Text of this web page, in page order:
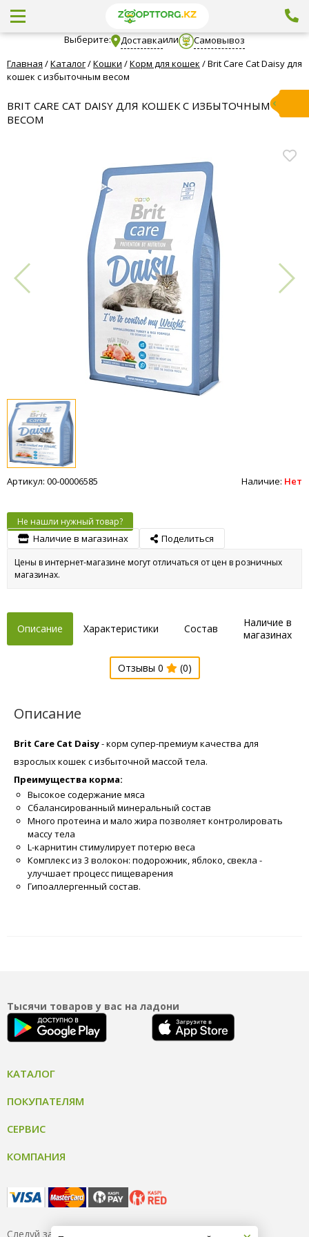
Выберите: Доставкаили
Самовывоз
Главная /Каталог/Кошки /Корм для кошек /Brit Care Cat Daisy для
кошек с избыточным весом
BRIT CARE CAT DAISY ДЛЯ КОШЕК С ИЗБЫТОЧНЫМ
ВЕСОМ
Артикул: 00-00006585 Наличие: Нет
Не нашли нужный товар?
Наличие в магазинах Поделиться
Цены в интернет-магазине могут отличаться от цен в розничных
магазинах.
Описание Характеристики Состав
Наличие в
магазинах
Отзывы 0 (0)
Описание
Brit Care Cat Daisy- корм супер-премиум качества для
взрослых кошек с избыточной массой тела.
Преимущества корма:
Высокое содержание мяса
Сбалансированный минеральный состав
Много протеина и мало жира позволяет контролировать
массу тела
L-карнитин стимулирует потерю веса
Комплекс из 3 волокон: подорожник, яблоко, свекла -
улучшает процесс пищеварения
Гипоаллергенный состав.
Тысячи товаров у вас на ладони
КАТАЛОГ
ПОКУПАТЕЛЯМ
СЕРВИС
КОМПАНИЯ
Следуй за нами